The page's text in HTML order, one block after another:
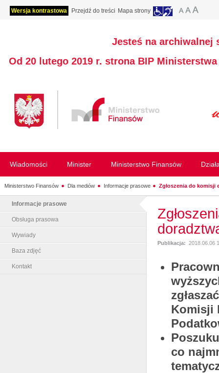
Wersja kontrastowa Przejdź do treści Mapa strony
Jesteś na archiwalnej
Od 20 lutego 2019 r. strona BIP
Wiadomości Minister Ministerstwo Finansów
Ministerstwo Finansów Dla mediów Informacje prasowe Zgłoszenia do komisji
Informacje prasowe
Obsługa prasowa
Wywiady
Baza zdjęć
Kontakt
Publikacja: 2018.06.06
Komisji
co